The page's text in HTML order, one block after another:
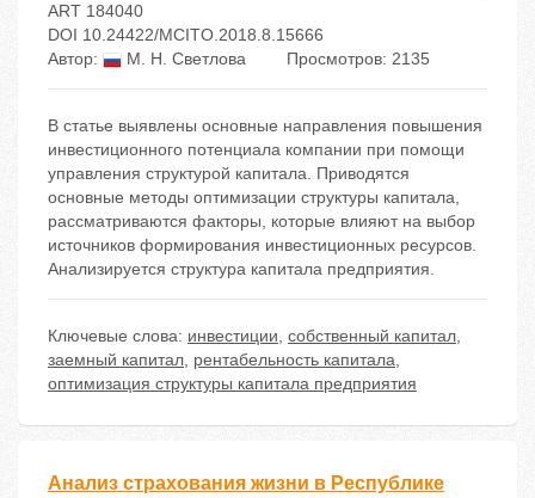
ART 184040
DOI 10.24422/MCITO.2018.8.15666
Автор:
М. Н. Светлова Просмотров: 2135
В статье выявлены основные направления повышения
инвестиционного потенциала компании при помощи
управления структурой капитала. Приводятся
основные методы оптимизации структуры капитала,
рассматриваются факторы, которые влияют на выбор
источников формирования инвестиционных ресурсов.
Анализируется структура капитала предприятия.
Ключевые слова: инвестиции, собственный капитал,
заемный капитал, рентабельность капитала,
оптимизация структуры капитала предприятия
Анализ страхования жизни в Республике